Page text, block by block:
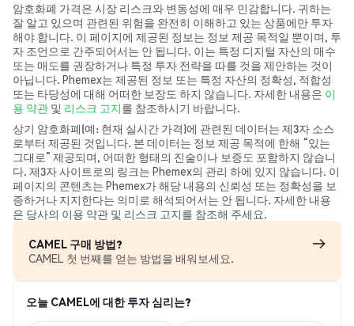
암호화폐 가격은 시장 리스크와 변동성에 매우 민감합니다. 귀하는
잘 알고 있으며 관련된 위험을 완전히 이해하고 있는 상품에만 투자
해야 합니다. 이 페이지에 제공된 정보는 정보 제공 목적일 뿐이며, 투
자 조언으로 간주되어서는 안 됩니다. 이는 특정 디지털 자산의 매수
또는 매도를 권장하거나 특정 투자 전략을 따를 것을 제안하는 것이
아닙니다. Phemex는 제공된 정보 또는 특정 자산의 정확성, 적합성
또는 타당성에 대해 어떠한 보장도 하지 않습니다. 자세한 내용은 이
용 약관 및 리스크 고지를 참조하시기 바랍니다.
상기 암호화폐(예: 현재 실시간 가격)에 관련된 데이터는 제3자 소스
로부터 제공된 것입니다. 본 데이터는 정보 제공 목적에 한해 “있는
그대로” 제공되며, 어떠한 형태의 진술이나 보증도 포함하지 않습니
다. 제3자 사이트로의 링크는 Phemex의 관리 하에 있지 않습니다. 이
페이지의 콘텐츠는 Phemex가 해당 내용의 신뢰성 또는 정확성을 보
증하거나 지지한다는 의미로 해석되어서는 안 됩니다. 자세한 내용
은 당사의 이용 약관 및 리스크 고지를 참조해 주세요.
CAMEL 구매 방법?
CAMEL 첫 번째를 얻는 방법을 배워보세요.
오늘 CAMEL에 대한 투자 심리는?